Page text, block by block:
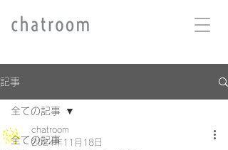
記事
全ての記事
全ての記事
chatroom
2024年11月18日